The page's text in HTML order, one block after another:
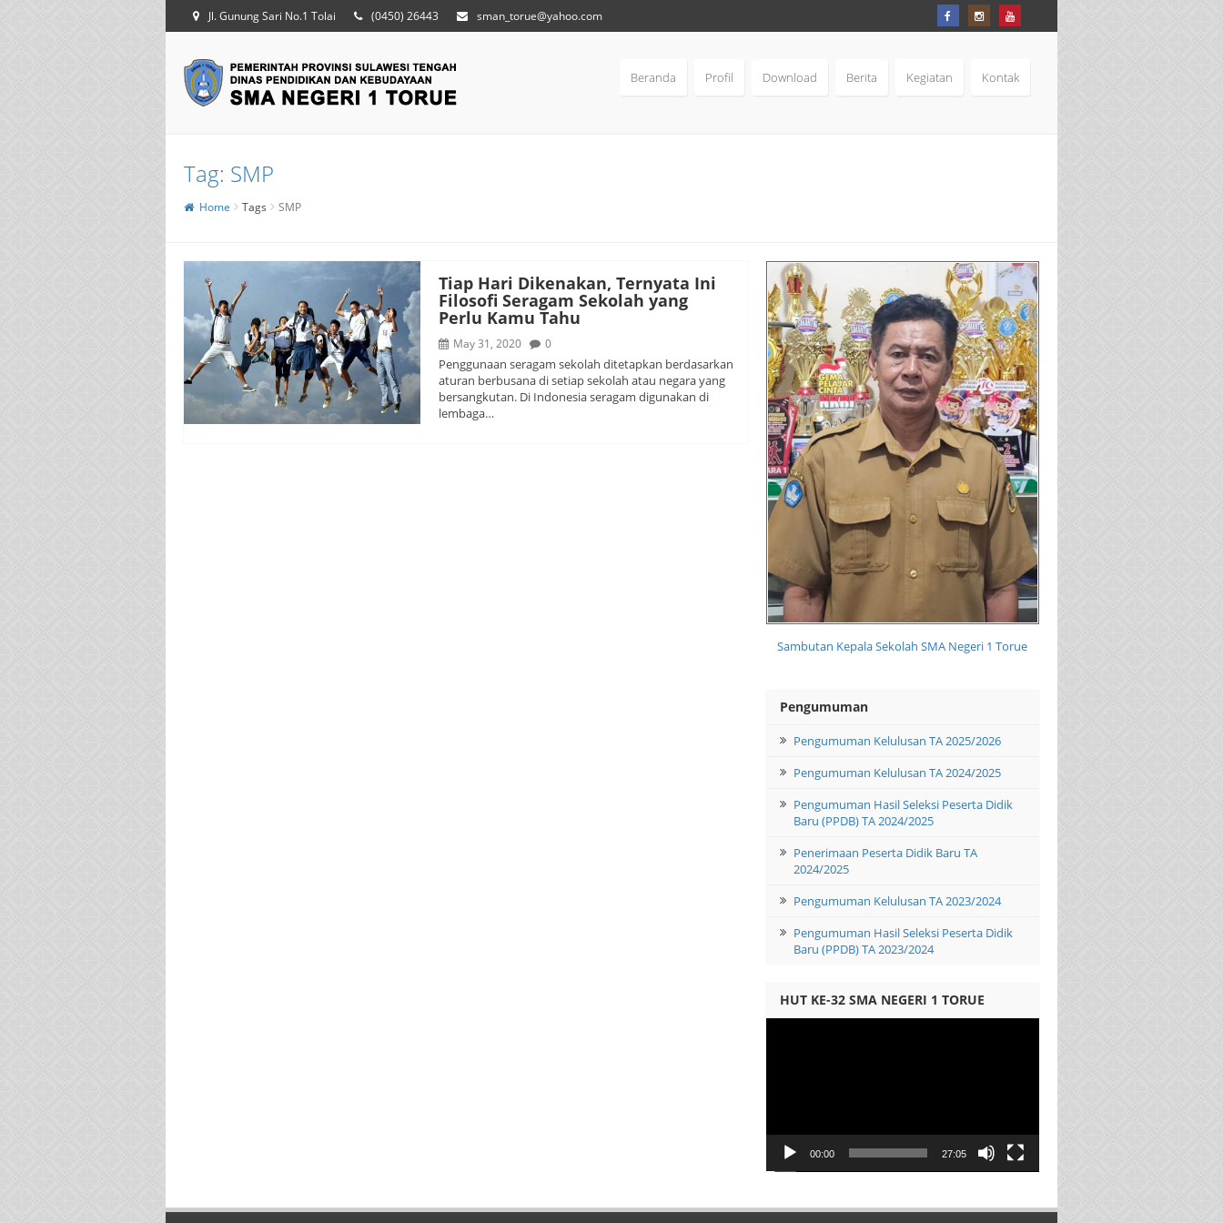
Jl. Gunung Sari No.1 Tolai (0450) 26443 sman_torue@yahoo.com
Beranda Profil Download Berita Kegiatan Kontak
Tag: SMP
Home Tags SMP
Tiap Hari Dikenakan, Ternyata Ini
Filosofi Seragam Sekolah yang
Perlu Kamu Tahu
May 31, 2020 0
Penggunaan seragam sekolah ditetapkan berdasarkan
aturan berbusana di setiap sekolah atau negara yang
bersangkutan. Di Indonesia seragam digunakan di
lembaga…
Sambutan Kepala Sekolah SMA Negeri 1 Torue
Pengumuman
Pengumuman Kelulusan TA 2025/2026
Pengumuman Kelulusan TA 2024/2025
Pengumuman Hasil Seleksi Peserta Didik
Baru (PPDB) TA 2024/2025
Penerimaan Peserta Didik Baru TA
2024/2025
Pengumuman Kelulusan TA 2023/2024
Pengumuman Hasil Seleksi Peserta Didik
Baru (PPDB) TA 2023/2024
HUT KE-32 SMA NEGERI 1 TORUE
00:00 27:05